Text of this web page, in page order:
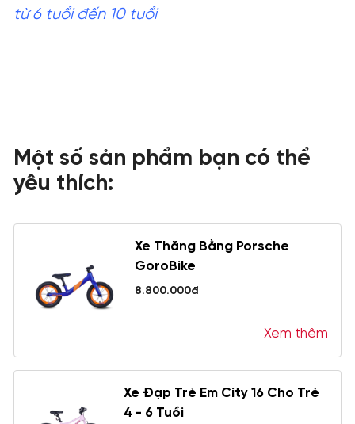
từ 6 tuổi đến 10 tuổi
Một số sản phẩm bạn có thể
yêu thích:
Xe Thăng Bằng Porsche
GoroBike
8.800.000đ
Xem thêm
Xe Đạp Trẻ Em City 16 Cho Trẻ
4 - 6 Tuổi